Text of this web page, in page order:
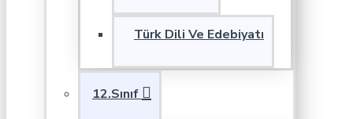
Türk Dili Ve Edebiyatı
12.Sınıf